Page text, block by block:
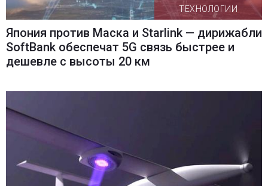
ТЕХНОЛОГИИ
Япония против Маска и Starlink — дирижабли
SoftBank обеспечат 5G связь быстрее и
дешевле с высоты 20 км